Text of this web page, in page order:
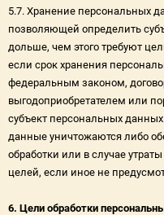
5.7. Хранение персональных
позволяющей определить
дольше, чем этого требуют
если срок хранения
федеральным законом,
выгодоприобретателем или
субъект персональных
данные уничтожаются либо
обработки или в случае
целей, если иное не
6. Цели обработки